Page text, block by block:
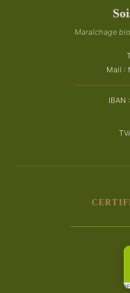
Maraîchage
Mail :
IBAN